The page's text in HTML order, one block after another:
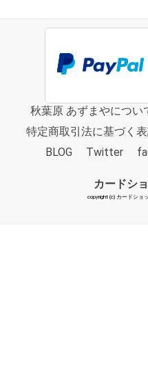
秋葉原 あずまやについ
特定商取引法に基づく
BLOG
Twitter
カードシ
copyright (c) カードショ